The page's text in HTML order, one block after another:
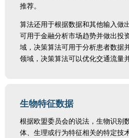
推荐。
算法还用于根据数据和其他输入做
可用于金融分析市场趋势并做出投
域，决策算法可用于分析患者数据
领域，决策算法可以优化交通流量
生物特征数据
根据欧盟委员会的说法，生物识别
体、生理或行为特征相关的特定技